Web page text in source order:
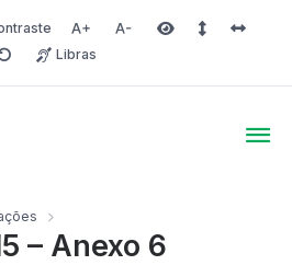
Aumentar fonte
Diminuir fonteÁrea selecionada
Espaço
RedefinirLibras
– Anexo 6